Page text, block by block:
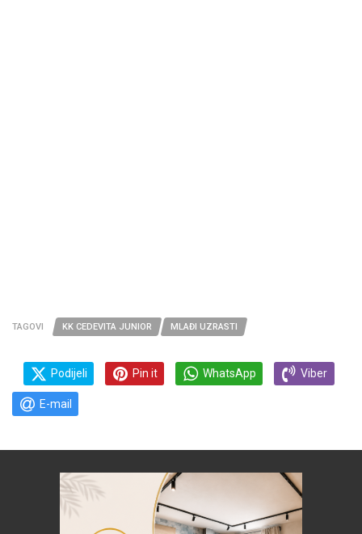
TAGOVI KK CEDEVITA JUNIOR MLAĐI UZRASTI
Podijeli Pin it WhatsApp Viber
E-mail